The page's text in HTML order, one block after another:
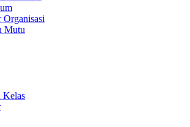
Organisasi
Mutu
Kelas